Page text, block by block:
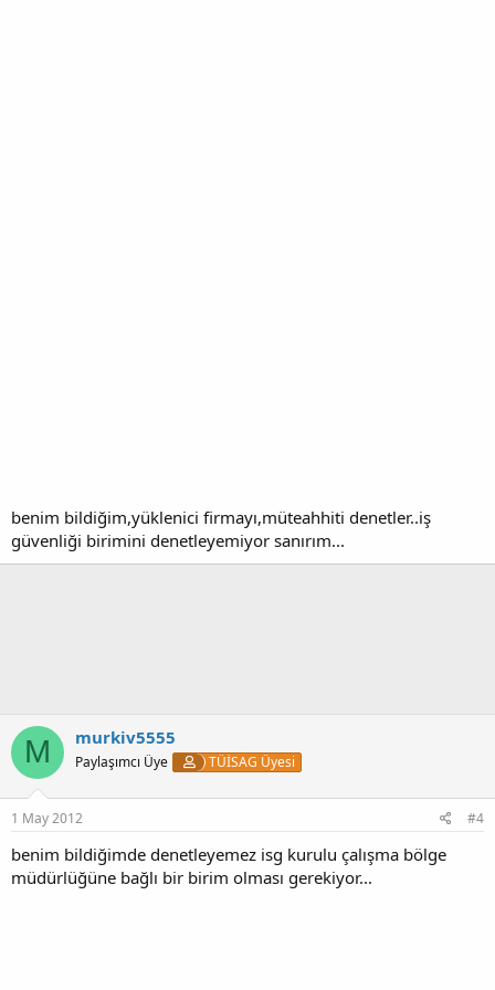
benim bildiğim,yüklenici firmayı,müteahhiti denetler..iş
güvenliği birimini denetleyemiyor sanırım...
M murkiv5555
Paylaşımcı Üye TÜİSAG Üyesi
1 May 2012 #4
benim bildiğimde denetleyemez isg kurulu çalışma bölge
müdürlüğüne bağlı bir birim olması gerekiyor...